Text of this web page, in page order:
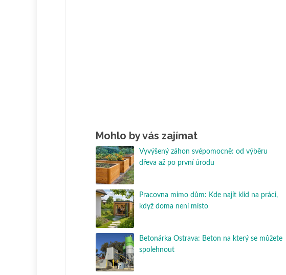
Mohlo by vás zajímat
Vyvýšený záhon svépomocně: od výběru
dřeva až po první úrodu
Pracovna mimo dům: Kde najít klid na práci,
když doma není místo
Betonárka Ostrava: Beton na který se můžete
spolehnout